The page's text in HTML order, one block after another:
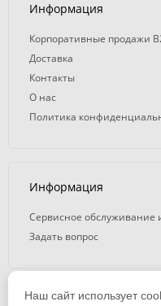
Информация
Корпоративные продажи
Доставка
Контакты
О нас
Политика
Информация
Сервисное обслуживание
Задать вопрос
Наш сайт использует